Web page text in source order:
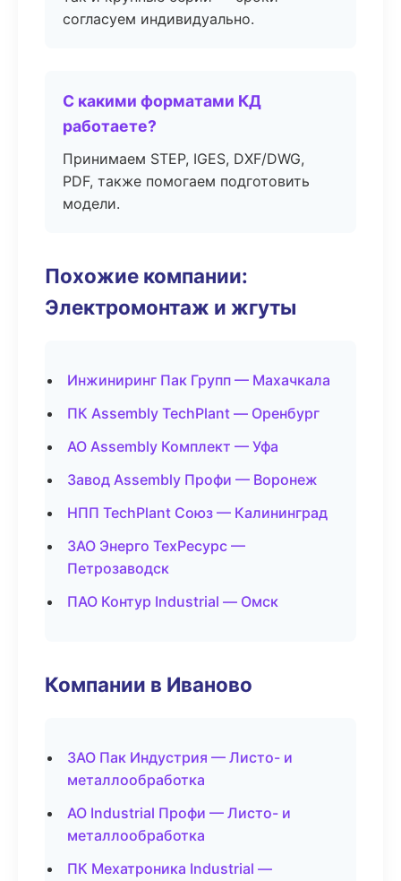
согласуем индивидуально.
С какими форматами КД
работаете?
Принимаем STEP, IGES, DXF/DWG,
PDF, также помогаем подготовить
модели.
Похожие компании:
Электромонтаж и жгуты
Инжиниринг Пак Групп — Махачкала
ПК Assembly TechPlant — Оренбург
АО Assembly Комплект — Уфа
Завод Assembly Профи — Воронеж
НПП TechPlant Союз — Калининград
ЗАО Энерго ТехРесурс —
Петрозаводск
ПАО Контур Industrial — Омск
Компании в Иваново
ЗАО Пак Индустрия — Листо- и
металлообработка
АО Industrial Профи — Листо- и
металлообработка
ПК Мехатроника Industrial —